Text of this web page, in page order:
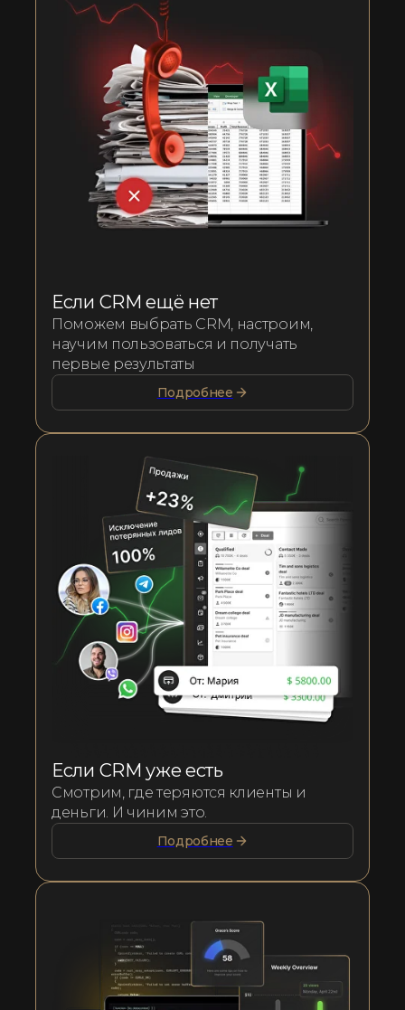
Если CRM ещё нет
Поможем выбрать CRM, настроим,
научим пользоваться и получать
первые результаты
Подробнее
Если CRM уже есть
Смотрим, где теряются клиенты и
деньги. И чиним это.
Подробнее